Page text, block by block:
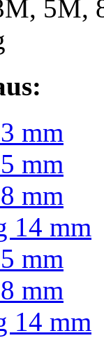
5M,
mm
mm
mm
14 mm
mm
mm
14 mm